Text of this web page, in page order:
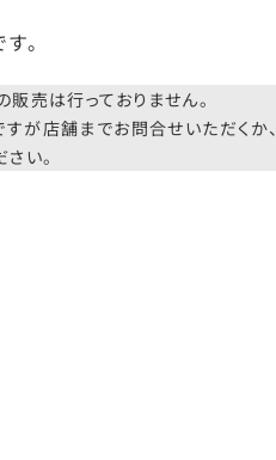
。
販売は行っておりません。
が店舗までお問合せいただくか、
い。